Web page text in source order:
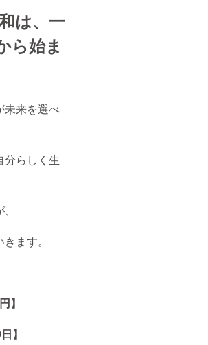
は、一
ら始ま
未来を選べ
分らしく生
ます。
】
】